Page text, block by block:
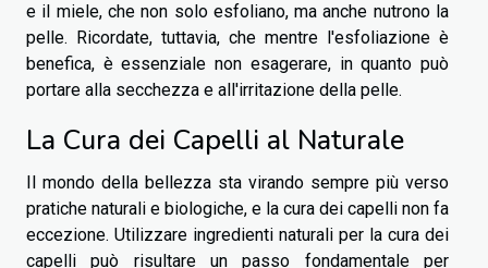
e il miele, che non solo esfoliano, ma anche nutrono la
pelle. Ricordate, tuttavia, che mentre l'esfoliazione è
benefica, è essenziale non esagerare, in quanto può
portare alla secchezza e all'irritazione della pelle.
La Cura dei Capelli al Naturale
Il mondo della bellezza sta virando sempre più verso
pratiche naturali e biologiche, e la cura dei capelli non fa
eccezione. Utilizzare ingredienti naturali per la cura dei
capelli può risultare un passo fondamentale per